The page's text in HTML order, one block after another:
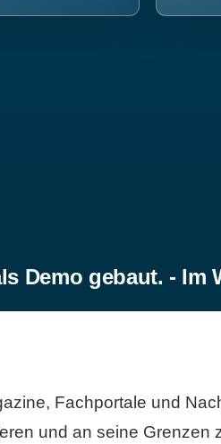
Demo gebaut. - Im
Fachportale und
und an seine Grenzen